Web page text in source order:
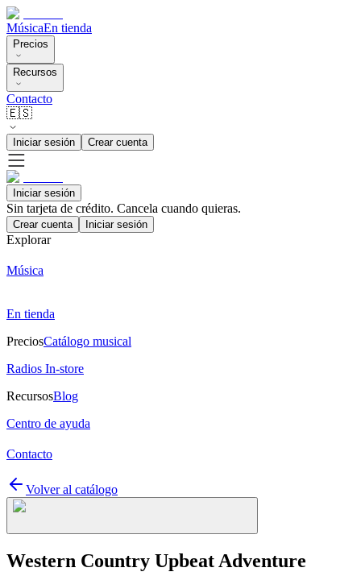
MúsicaEn tienda
Precios
Recursos
Contacto
🇪🇸
Iniciar sesión Crear cuenta
Iniciar sesión
Sin tarjeta de crédito. Cancela cuando quieras.
Crear cuenta Iniciar sesión
Explorar
Música
En tienda
PreciosCatálogo musical
Radios In-store
RecursosBlog
Centro de ayuda
Contacto
Volver al catálogo
Western Country Upbeat Adventure